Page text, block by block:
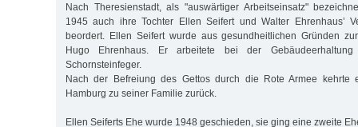
Nach Theresienstadt, als "auswärtiger Arbeitseinsatz"
1945 auch ihre Tochter Ellen Seifert und Walter Ehrenhaus’
beordert. Ellen Seifert wurde aus gesundheitlichen Gründen
Hugo Ehrenhaus. Er arbeitete bei der
Schornsteinfeger.
Nach der Befreiung des Gettos durch die Rote Armee
Hamburg zu seiner Familie zurück.
Ellen Seiferts Ehe wurde 1948 geschieden, sie ging eine zweite